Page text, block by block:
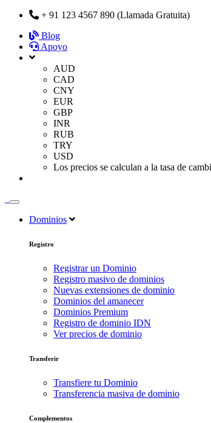
+ 91 123 4567 890 (Llamada Gratuita)
Blog
Apoyo
AUD
CAD
CNY
EUR
GBP
INR
RUB
TRY
USD
Los precios se calculan a la tasa de
Dominios
Registro
Registrar un Dominio
Registro masivo de dominios
Nuevas extensiones de dominio
Dominios del amanecer
Dominios Premium
Registro de dominio IDN
Ver precios de dominio
Transferir
Transfiere tu Dominio
Transferencia masiva de dominio
Complementos